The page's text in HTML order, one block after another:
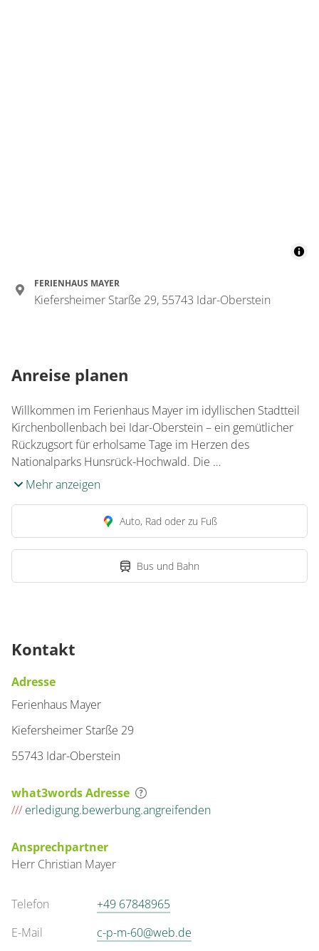
FERIENHAUS MAYER
Kiefersheimer Starße 29, 55743 Idar-Oberstein
Anreise planen
Willkommen im Ferienhaus Mayer im idyllischen Stadtteil
Kirchenbollenbach bei Idar-Oberstein – ein gemütlicher
Rückzugsort für erholsame Tage im Herzen des
Nationalparks Hunsrück-Hochwald. Die …
Mehr anzeigen
Auto, Rad oder zu Fuß
Bus und Bahn
Kontakt
Adresse
Ferienhaus Mayer
Kiefersheimer Starße 29
55743 Idar-Oberstein
what3words Adresse
/// erledigung.bewerbung.angreifenden
Ansprechpartner
Herr Christian Mayer
Telefon
+49 67848965
E-Mail
c-p-m-60@web.de